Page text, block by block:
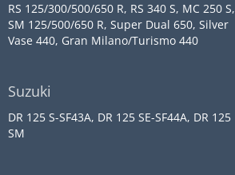
RS 125/300/500/650 R, RS 340 S, MC 250 S,
SM 125/500/650 R, Super Dual 650, Silver
Vase 440, Gran Milano/Turismo 440
Suzuki
DR 125 S-SF43A, DR 125 SE-SF44A, DR 125
SM